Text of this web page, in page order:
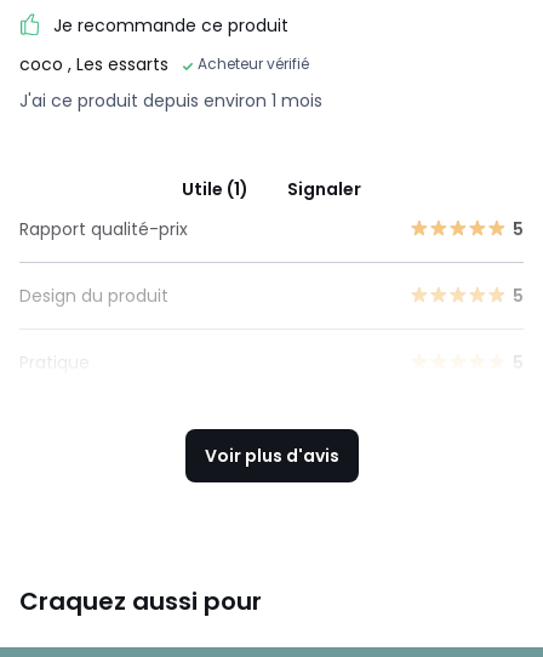
Je recommande ce produit
coco , Les essarts Acheteur vérifié
J'ai ce produit depuis environ 1 mois
Utile (1)
Signaler
Rapport qualité-prix
5
Design du produit 5
Pratique 5
Voir plus d'avis
Craquez aussi pour